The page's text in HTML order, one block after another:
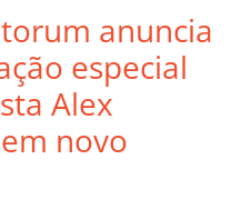
anuncia
especial
Alex
novo